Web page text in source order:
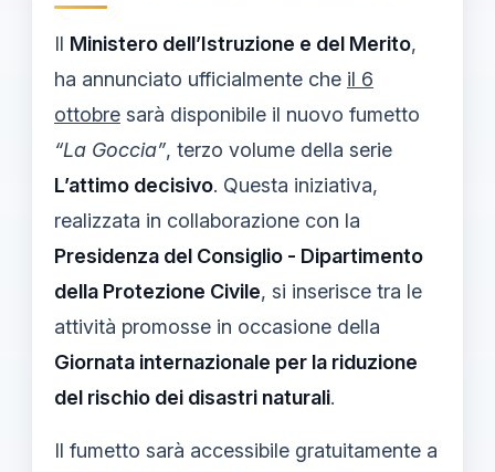
Il Ministero dell’Istruzione e del Merito,
ha annunciato ufficialmente che il 6
ottobre sarà disponibile il nuovo fumetto
“La Goccia”, terzo volume della serie
L’attimo decisivo. Questa iniziativa,
realizzata in collaborazione con la
Presidenza del Consiglio - Dipartimento
della Protezione Civile, si inserisce tra le
attività promosse in occasione della
Giornata internazionale per la riduzione
del rischio dei disastri naturali.
Il fumetto sarà accessibile gratuitamente a